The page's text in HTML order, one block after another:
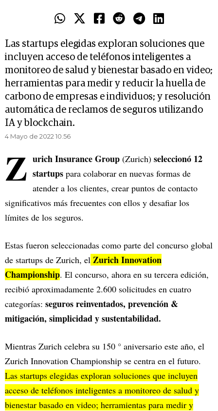
Las startups elegidas exploran soluciones que
incluyen acceso de teléfonos inteligentes a
monitoreo de salud y bienestar basado en video;
herramientas para medir y reducir la huella de
carbono de empresas e individuos; y resolución
automática de reclamos de seguros utilizando
IA y blockchain.
4 Mayo de 2022 10.56
Z urich Insurance Group (Zurich) seleccionó 12
startups para colaborar en nuevas formas de
atender a los clientes, crear puntos de contacto
significativos más frecuentes con ellos y desafiar los
límites de los seguros.
Estas fueron seleccionadas como parte del concurso global
de startups de Zurich, el Zurich Innovation
Championship. El concurso, ahora en su tercera edición,
recibió aproximadamente 2.600 solicitudes en cuatro
categorías: seguros reinventados, prevención &
mitigación, simplicidad y sustentabilidad.
Mientras Zurich celebra su 150 ° aniversario este año, el
Zurich Innovation Championship se centra en el futuro.
Las startups elegidas exploran soluciones que incluyen
acceso de teléfonos inteligentes a monitoreo de salud y
bienestar basado en video; herramientas para medir y